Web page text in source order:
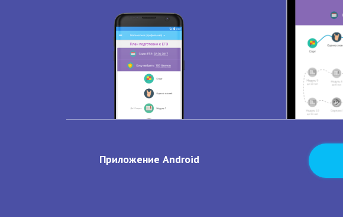
Приложение Android